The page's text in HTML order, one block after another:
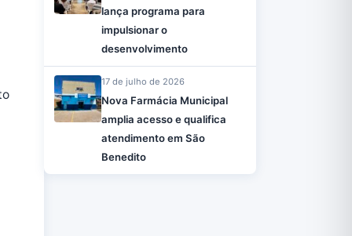
lança programa para
impulsionar o
desenvolvimento
17 de julho de 2026
Nova Farmácia Municipal
amplia acesso e qualifica
atendimento em São
Benedito